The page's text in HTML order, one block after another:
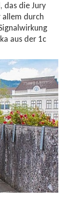
das die Jury
durch
aus der 1c